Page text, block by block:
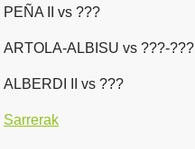
PEÑA II vs ???
ARTOLA-ALBISU vs ???-???
ALBERDI II vs ???
Sarrerak